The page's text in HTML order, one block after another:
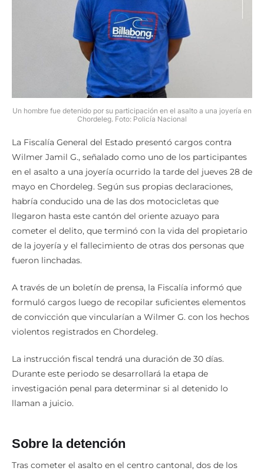
Un hombre fue detenido por su participación en el asalto a una joyería en
Chordeleg. Foto: Policía Nacional
La Fiscalía General del Estado presentó cargos contra
Wilmer Jamil G., señalado como uno de los participantes
en el asalto a una joyería ocurrido la tarde del jueves 28 de
mayo en Chordeleg. Según sus propias declaraciones,
habría conducido una de las dos motocicletas que
llegaron hasta este cantón del oriente azuayo para
cometer el delito, que terminó con la vida del propietario
de la joyería y el fallecimiento de otras dos personas que
fueron linchadas.
A través de un boletín de prensa, la Fiscalía informó que
formuló cargos luego de recopilar suficientes elementos
de convicción que vincularían a Wilmer G. con los hechos
violentos registrados en Chordeleg.
La instrucción fiscal tendrá una duración de 30 días.
Durante este periodo se desarrollará la etapa de
investigación penal para determinar si al detenido lo
llaman a juicio.
Sobre la detención
Tras cometer el asalto en el centro cantonal, dos de los